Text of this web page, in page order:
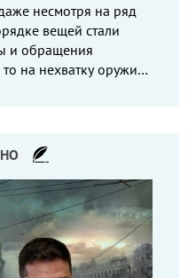
несмотря на ряд
вещей стали
и обращения
на нехватку оружия,